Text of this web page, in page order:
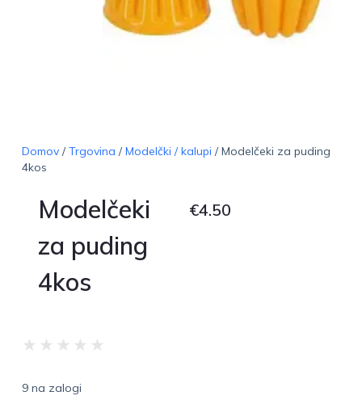
Domov/Trgovina /Modelčki / kalupi / Modelčeki za puding
4kos
Modelčeki
za puding
4kos
€4.50
★ ★ ★ ★ ★
9 na zalogi